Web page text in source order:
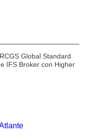
Global Standard
IFS Broker con Higher